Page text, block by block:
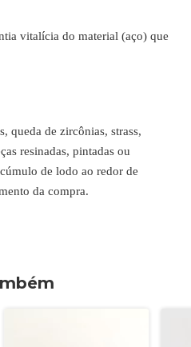
vitalícia do material (aço) que
queda de zircônias, strass,
resinadas, pintadas ou
de lodo ao redor de
da compra.